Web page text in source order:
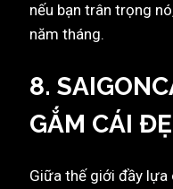
nếu bạn trân trọng
năm tháng.
8.
GẮM CÁI
Giữa thế giới đầy lựa